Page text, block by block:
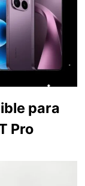
para
Pro